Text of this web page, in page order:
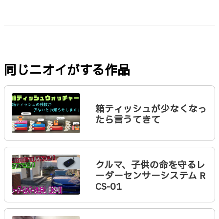
同じニオイがする作品
箱ティッシュが少なくなっ
たら言うてきて
クルマ、子供の命を守るレ
ーダーセンサーシステム R
CS-01